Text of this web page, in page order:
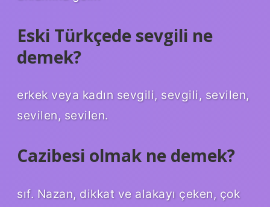
Eski Türkçede sevgili ne
demek?
erkek veya kadın sevgili, sevgili, sevilen,
sevilen, sevilen.
Cazibesi olmak ne demek?
sıf. Nazan, dikkat ve alakayı çeken, çok